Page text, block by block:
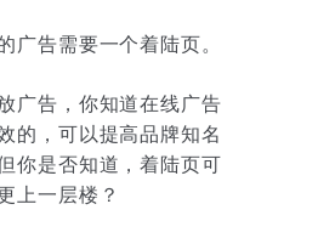
广告需要一个着陆页。
广告，你知道在线广告
的，可以提高品牌知名
你是否知道，着陆页可
上一层楼？